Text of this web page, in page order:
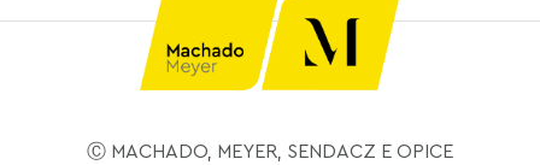
Ⓒ MACHADO, MEYER, SENDACZ E OPICE